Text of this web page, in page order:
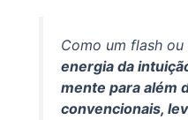
Como um flash
energia da
mente para além
convencionais,